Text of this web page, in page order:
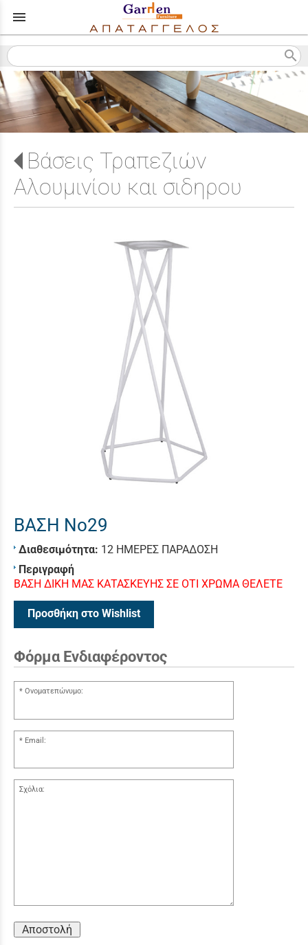
menu
search
Βάσεις Τραπεζιών
Αλουμινίου και σιδηρου
ΒΑΣΗ Νο29
Διαθεσιμότητα: 12 ΗΜΕΡΕΣ ΠΑΡΑΔΟΣΗ
Περιγραφή
ΒΑΣΗ ΔΙΚΗ ΜΑΣ ΚΑΤΑΣΚΕΥΗΣ ΣΕ ΟΤΙ ΧΡΩΜΑ ΘΕΛΕΤΕ
Προσθήκη στο Wishlist
Φόρμα Ενδιαφέροντος
Ονοματεπώνυμο:
Email:
Σχόλια:
Αποστολή